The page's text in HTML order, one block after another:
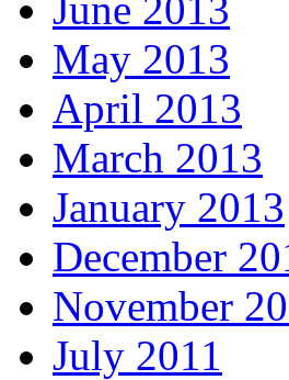
May 2013
April 2013
March 2013
January 2013
December
November
July 2011